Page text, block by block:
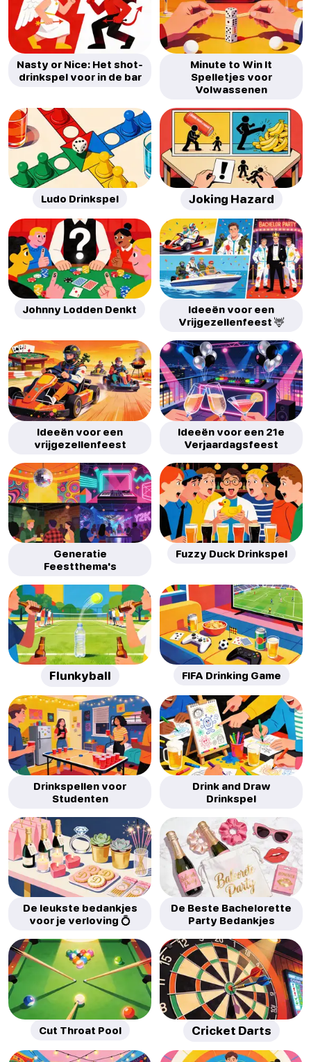
Nasty or Nice: Het shot-
drinkspel voor in de bar
Minute to Win It
Spelletjes voor
Volwassenen
Ludo Drinkspel Joking Hazard
Johnny Lodden Denkt
Ideeën voor een
Vrijgezellenfeest 🦌
Ideeën voor een
vrijgezellenfeest
Ideeën voor een 21e
Verjaardagsfeest
Generatie
Feestthema's
Fuzzy Duck Drinkspel
Flunkyball FIFA Drinking Game
Drinkspellen voor
Studenten
Drink and Draw
Drinkspel
De leukste bedankjes
voor je verloving 💍
De Beste Bachelorette
Party Bedankjes
Cut Throat Pool Cricket Darts